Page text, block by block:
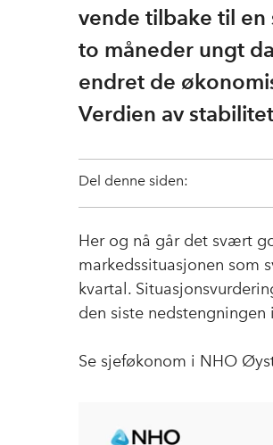
vende tilbake til en
to måneder ungt
endret de
Verdien av
Del denne siden:
Her og nå går det svært
markedssituasjonen
kvartal.
den siste nedstengningen
Se sjeføkonom i NHO